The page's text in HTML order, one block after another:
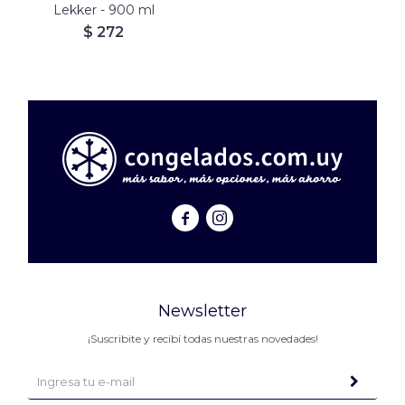
Lekker - 900 ml
$ 272
 
Newsletter
¡Suscribite y recibí todas nuestras novedades!